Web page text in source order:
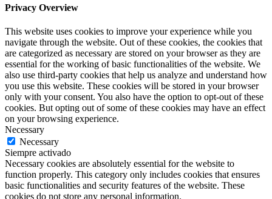
Privacy Overview
This website uses cookies to improve your experience while you
navigate through the website. Out of these cookies, the cookies that
are categorized as necessary are stored on your browser as they are
essential for the working of basic functionalities of the website. We
also use third-party cookies that help us analyze and understand how
you use this website. These cookies will be stored in your browser
only with your consent. You also have the option to opt-out of these
cookies. But opting out of some of these cookies may have an effect
on your browsing experience.
Necessary
Necessary
Siempre activado
Necessary cookies are absolutely essential for the website to
function properly. This category only includes cookies that ensures
basic functionalities and security features of the website. These
cookies do not store any personal information.